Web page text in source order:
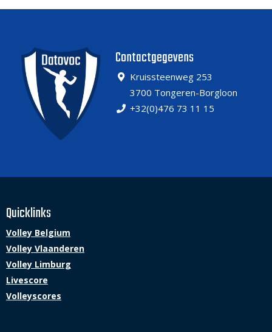
Contactgegevens
Kruissteenweg 253
3700 Tongeren-Borgloon
+32(0)476 73 11 15
Quicklinks
Volley Belgium
Volley Vlaanderen
Volley Limburg
Livescore
Volleyscores